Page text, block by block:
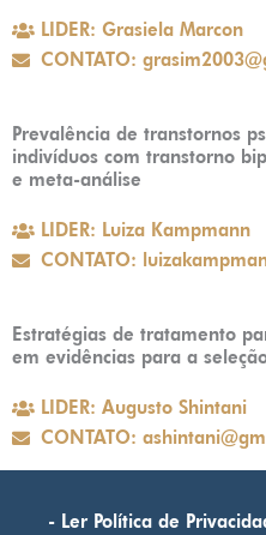
LIDER: Grasiela Marcon
CONTATO:
Prevalência de transtornos
indivíduos com transtorno
e meta-análise
LIDER: Luiza Kampmann
CONTATO:
Estratégias de tratamento
em evidências para a
LIDER: Augusto Shintani
CONTATO:
- Ler Política de